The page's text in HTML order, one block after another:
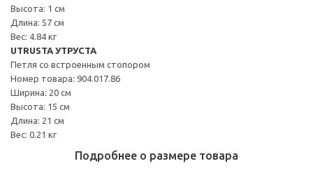
Высота: 1 см
Длина: 57 см
Вес: 4.84 кг
UTRUSTA УТРУСТА
Петля со встроенным стопором
Номер товара: 904.017.86
Ширина: 20 см
Высота: 15 см
Длина: 21 см
Вес: 0.21 кг
Подробнее о размере товара